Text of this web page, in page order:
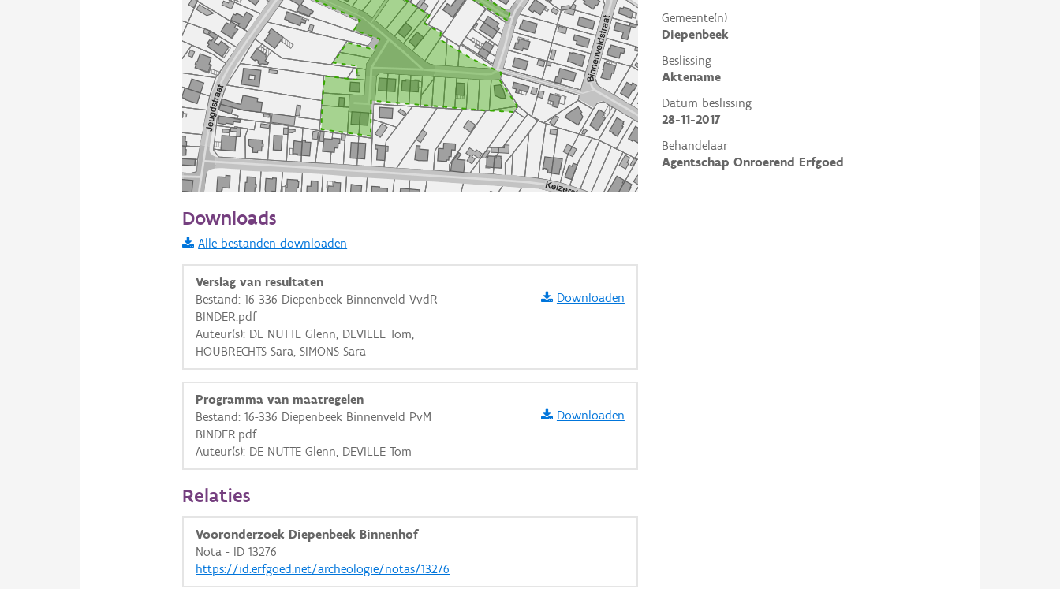
Gemeente(n)
Diepenbeek
Beslissing
Aktename
Datum beslissing
28-11-2017
Behandelaar
Agentschap Onroerend Erfgoed
Informatie Vlaanderen
i
+
Basis Lagen
OSM-Basiskaart
Ortho
GRB-Basiskaart
GRB-Basiskaart in grijswaarden
Downloads
Alle bestanden downloaden
Verslag van resultaten
Bestand: 16-336 Diepenbeek Binnenveld VvdR
BINDER.pdf
Auteur(s): DE NUTTE Glenn, DEVILLE Tom,
HOUBRECHTS Sara, SIMONS Sara
Downloaden
Programma van maatregelen
Bestand: 16-336 Diepenbeek Binnenveld PvM
BINDER.pdf
Auteur(s): DE NUTTE Glenn, DEVILLE Tom
Downloaden
Relaties
Vooronderzoek Diepenbeek Binnenhof
Nota - ID 13276
https://id.erfgoed.net/archeologie/notas/13276